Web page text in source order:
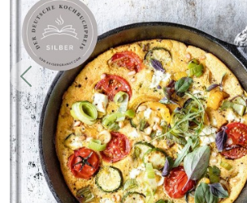
Zurück